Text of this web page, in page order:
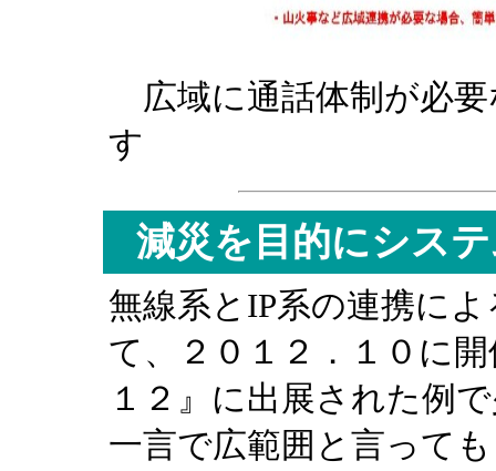
広域に通話体制が必
す
減災を目的にシス
無線系とIP系の連携に
て、２０１２．１０に
１２』に出展された例
一言で広範囲と言っても